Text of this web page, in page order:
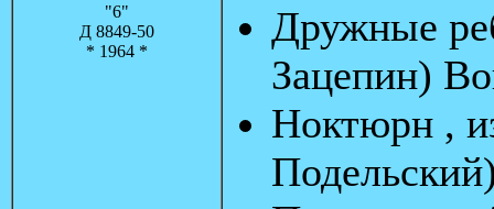
"6"
Д 8849-50
* 1964 *
Дружные
Зацепин)
Ноктюрн ,